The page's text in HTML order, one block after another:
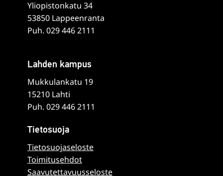
Yliopistonkatu 34
53850 Lappeenranta
Puh. 029 446 2111
Lahden kampus
Mukkulankatu 19
15210 Lahti
Puh. 029 446 2111
Tietosuoja
Tietosuojaseloste
Toimitusehdot
Saavutettavuusseloste